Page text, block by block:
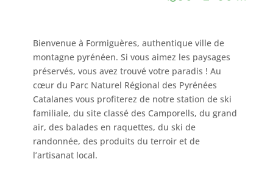
Bienvenue à Formiguères, authentique ville de
montagne pyrénéen. Si vous aimez les paysages
préservés, vous avez trouvé votre paradis ! Au
cœur du Parc Naturel Régional des Pyrénées
Catalanes vous profiterez de notre station de ski
familiale, du site classé des Camporells, du grand
air, des balades en raquettes, du ski de
randonnée, des produits du terroir et de
l’artisanat local.